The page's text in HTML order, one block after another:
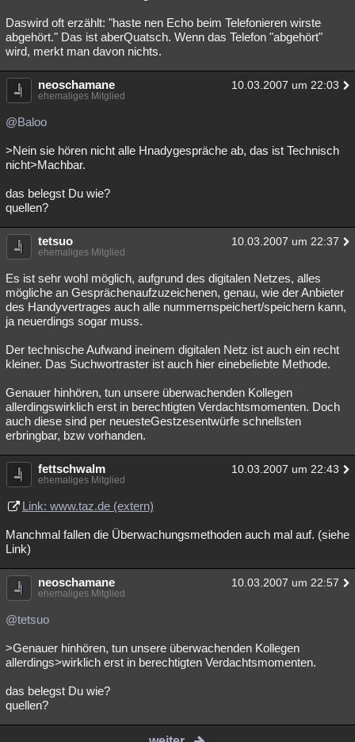
Daswird oft erzählt: "haste nen Echo beim Telefonieren wirste
abgehört." Das ist aberQuatsch. Wenn das Telefon "abgehört"
wird, merkt man davon nichts.
neoschamane 10.03.2007 um 22:03
ehemaliges Mitglied
@Baloo
>Nein sie hören nicht alle Hnadygespräche ab, das ist Technisch
nicht>Machbar.
das belegst Du wie?
quellen?
tetsuo 10.03.2007 um 22:37
ehemaliges Mitglied
Es ist sehr wohl möglich, aufgrund des digitalen Netzes, alles
mögliche an Gesprächenaufzuzeichenen, genau, wie der Anbieter
des Handyvertrages auch alle nummernspeichert/speichern kann,
ja neuerdings sogar muss.
Der technische Aufwand ineinem digitalen Netz ist auch ein recht
kleiner. Das Suchwortraster ist auch hier einebeliebte Methode.
Genauer hinhören, tun unsere überwachenden Kollegen
allerdingswirklich erst in berechtigten Verdachtsmomenten. Doch
auch diese sind per neuesteGestzesentwürfe schnellsten
erbringbar, bzw vorhanden.
fettschwalm 10.03.2007 um 22:43
ehemaliges Mitglied
Link: www.taz.de (extern)
Manchmal fallen die Überwachungsmethoden auch mal auf. (siehe
Link)
neoschamane 10.03.2007 um 22:57
ehemaliges Mitglied
@tetsuo
>Genauer hinhören, tun unsere überwachenden Kollegen
allerdings>wirklich erst in berechtigten Verdachtsmomenten.
das belegst Du wie?
quellen?